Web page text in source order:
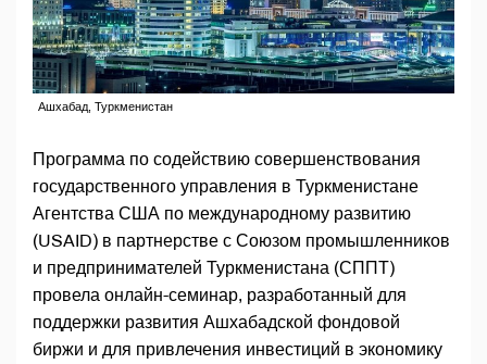
Ашхабад, Туркменистан
Программа по содействию совершенствования
государственного управления в Туркменистане
Агентства США по международному развитию
(USAID) в партнерстве с Союзом промышленников
и предпринимателей Туркменистана (СППТ)
провела онлайн-семинар, разработанный для
поддержки развития Ашхабадской фондовой
биржи и для привлечения инвестиций в экономику